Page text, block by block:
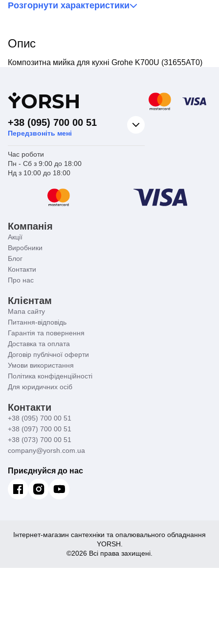
Розгорнути характеристики
Опис
Композитна мийка для кухні Grohe K700U (31655AT0)
YORSH
+38 (095) 700 00 51
Передзвоніть мені
Час роботи
Пн - Сб з 9:00 до 18:00
Нд з 10:00 до 18:00
Компанія
Акції
Виробники
Блог
Контакти
Про нас
Клієнтам
Мапа сайту
Питання-відповідь
Гарантія та повернення
Доставка та оплата
Договір публічної оферти
Умови використання
Політика конфіденційності
Для юридичних осіб
Контакти
+38 (095) 700 00 51
+38 (097) 700 00 51
+38 (073) 700 00 51
company@yorsh.com.ua
Приєднуйся до нас
Інтернет-магазин сантехніки та опалювального обладнання
YORSH.
©2026 Всі права захищені.